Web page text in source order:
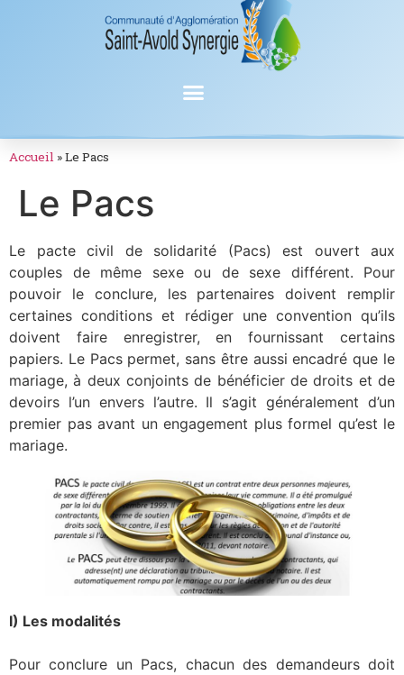
Accueil »Le Pacs
Le Pacs
Le pacte civil de solidarité (Pacs) est ouvert aux
couples de même sexe ou de sexe différent. Pour
pouvoir le conclure, les partenaires doivent remplir
certaines conditions et rédiger une convention qu’ils
doivent faire enregistrer, en fournissant certains
papiers. Le Pacs permet, sans être aussi encadré que le
mariage, à deux conjoints de bénéficier de droits et de
devoirs l’un envers l’autre. Il s’agit généralement d’un
premier pas avant un engagement plus formel qu’est le
mariage.
I) Les modalités
Pour conclure un Pacs, chacun des demandeurs doit